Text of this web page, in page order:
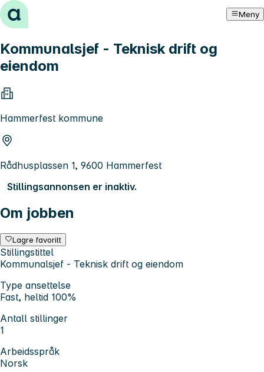
Hopp til innhold Meny
Kommunalsjef - Teknisk drift og
eiendom
Hammerfest kommune
Rådhusplassen 1, 9600 Hammerfest
Stillingsannonsen er inaktiv.
Om jobben
Lagre favoritt
Stillingstittel
Kommunalsjef - Teknisk drift og eiendom
Type ansettelse
Fast, heltid 100%
Antall stillinger
1
Arbeidsspråk
Norsk